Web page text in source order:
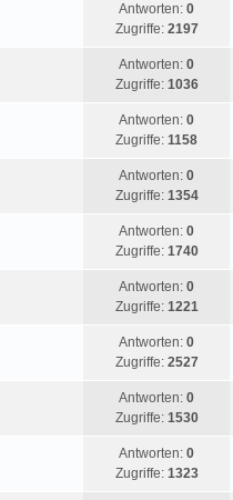
Antworten: 0
Zugriffe: 2197
Antworten: 0
Zugriffe: 1036
Antworten: 0
Zugriffe: 1158
Antworten: 0
Zugriffe: 1354
Antworten: 0
Zugriffe: 1740
Antworten: 0
Zugriffe: 1221
Antworten: 0
Zugriffe: 2527
Antworten: 0
Zugriffe: 1530
Antworten: 0
Zugriffe: 1323